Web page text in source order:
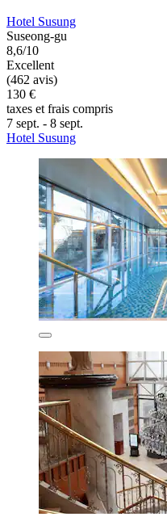
Hotel Susung
Suseong-gu
8,6/10
Excellent
(462 avis)
130 €
taxes et frais compris
7 sept. - 8 sept.
Hotel Susung